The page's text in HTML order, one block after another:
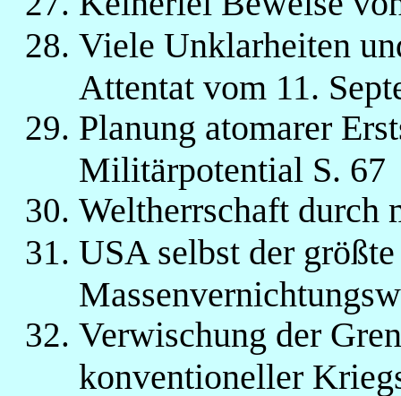
Viele Unklarheiten
Attentat vom 11.
Planung atomarer
Militärpotential S. 67
Weltherrschaft durch
USA selbst der größte
Verwischung der
konventioneller